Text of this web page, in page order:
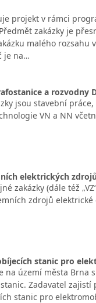
projekt v rámci
zakázky je
malého rozsahu
je na…
a rozvodny
jsou stavební
VN a NN
elektrických zdrojů
zakázky (dále též
zdrojů
stanic pro
na území města Brna
Zadavatel
stanic pro